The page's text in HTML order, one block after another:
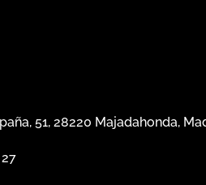
51, 28220 Majadahonda,